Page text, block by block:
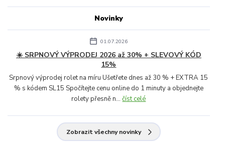
Novinky
01.07.2026
☀️ SRPNOVÝ VÝPRODEJ 2026 až 30% + SLEVOVÝ KÓD
15%
Srpnový výprodej rolet na míru Ušetřete dnes až 30 % + EXTRA 15
% s kódem SL15 Spočítejte cenu online do 1 minuty a objednejte
rolety přesně n...číst celé
Zobrazit všechny novinky